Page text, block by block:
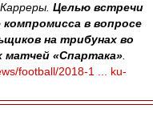
Целью встречи
в вопросе
на трибунах во
матчей «Спартака»
football/2018-1 ... ku-